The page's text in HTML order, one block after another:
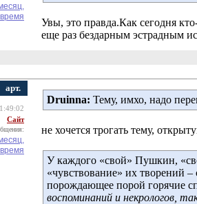
Увы, это правда.Как сегодня
еще раз бездарным эстрадным
арт.
Сайт
Druinna: Тему, имхо, надо
не хочется трогать тему,
У каждого «свой» Пушкин,
«чувствование» их творений
порождающее порой горячие
воспоминаний и некрологов,